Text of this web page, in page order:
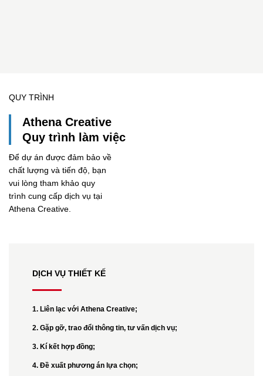
QUY TRÌNH
Athena Creative
Quy trình làm việc
Để dự án được đảm bảo về
chất lượng và tiến độ, bạn
vui lòng tham khảo quy
trình cung cấp dịch vụ tại
Athena Creative.
DỊCH VỤ THIẾT KẾ
1. Liên lạc với Athena Creative;
2. Gặp gỡ, trao đổi thông tin, tư vấn dịch vụ;
3. Kí kết hợp đồng;
4. Đề xuất phương án lựa chọn;